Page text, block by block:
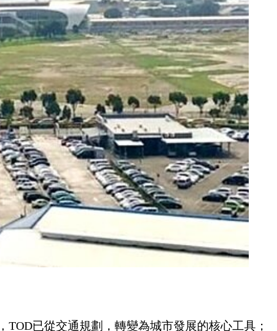
已從交通規劃，轉變為城市發展的核心工具；